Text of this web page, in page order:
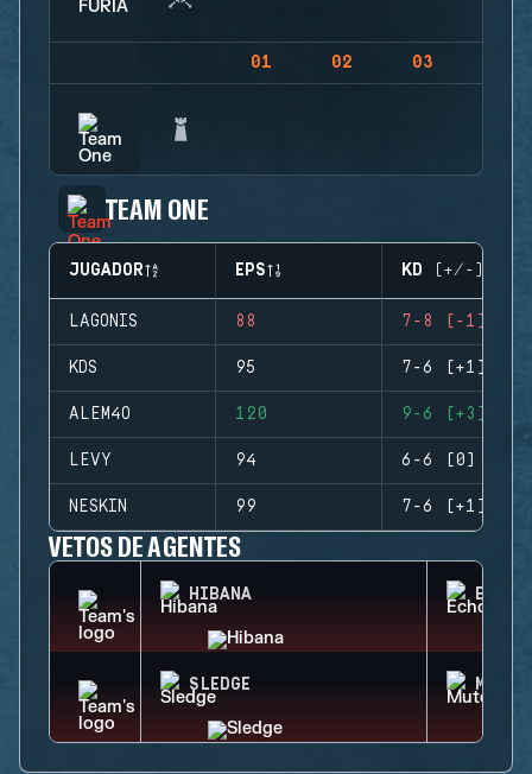
01 02 03
TEAM ONE
JUGADOR EPS KD (+/-)
LAGONIS 88 7-8 (-1)
KDS 95 7-6 (+1)
ALEM4O 120 9-6 (+3)
LEVY 94 6-6 (0)
NESKIN 99 7-6 (+1)
VETOS DE AGENTES
HIBANA ECHO
SLEDGE MUTE